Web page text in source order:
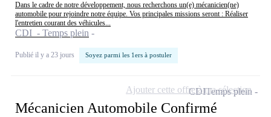
Dans le cadre de notre développement, nous recherchons un(e) mécanicien(ne)
automobile pour rejoindre notre équipe. Vos principales missions seront : Réaliser
l'entretien courant des véhicules...
CDI - Temps plein
Publié il y a 23 jours Soyez parmi les 1ers à postuler
Mécanicien Automobile Confirmé
CDITemps plein
Ajouter cette offre à ma sélection